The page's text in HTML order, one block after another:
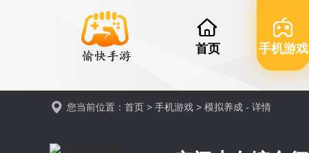
首页 手机游戏
您当前位置： 首页 > 手机游戏 > 模拟养成 - 详情